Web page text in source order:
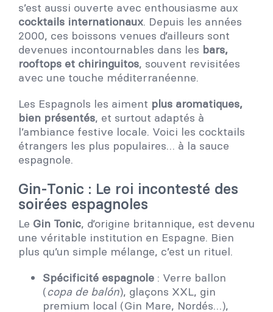
s’est aussi ouverte avec enthousiasme aux
cocktails internationaux. Depuis les années
2000, ces boissons venues d’ailleurs sont
devenues incontournables dans les bars,
rooftops et chiringuitos, souvent revisitées
avec une touche méditerranéenne.
Les Espagnols les aiment plus aromatiques,
bien présentés, et surtout adaptés à
l’ambiance festive locale. Voici les cocktails
étrangers les plus populaires… à la sauce
espagnole.
Gin-Tonic : Le roi incontesté des
soirées espagnoles
Le Gin Tonic, d’origine britannique, est devenu
une véritable institution en Espagne. Bien
plus qu’un simple mélange, c’est un rituel.
Spécificité espagnole: Verre ballon
(copa de balón), glaçons XXL, gin
premium local (Gin Mare, Nordés…),